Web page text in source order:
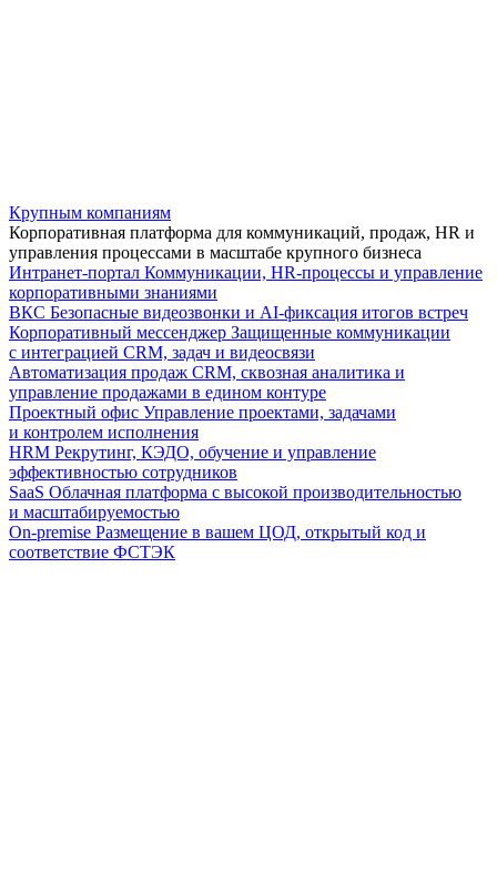
Крупным компаниям
Корпоративная платформа для коммуникаций, продаж, HR и
управления процессами в масштабе крупного бизнеса
Интранет-портал Коммуникации, HR-процессы и управление
корпоративными знаниями
ВКС Безопасные видеозвонки и AI-фиксация итогов встреч
Корпоративный мессенджер Защищенные коммуникации
с интеграцией CRM, задач и видеосвязи
Автоматизация продаж CRM, сквозная аналитика и
управление продажами в едином контуре
Проектный офис Управление проектами, задачами
и контролем исполнения
HRM Рекрутинг, КЭДО, обучение и управление
эффективностью сотрудников
SaaS Облачная платформа с высокой производительностью
и масштабируемостью
On-premise Размещение в вашем ЦОД, открытый код и
соответствие ФСТЭК